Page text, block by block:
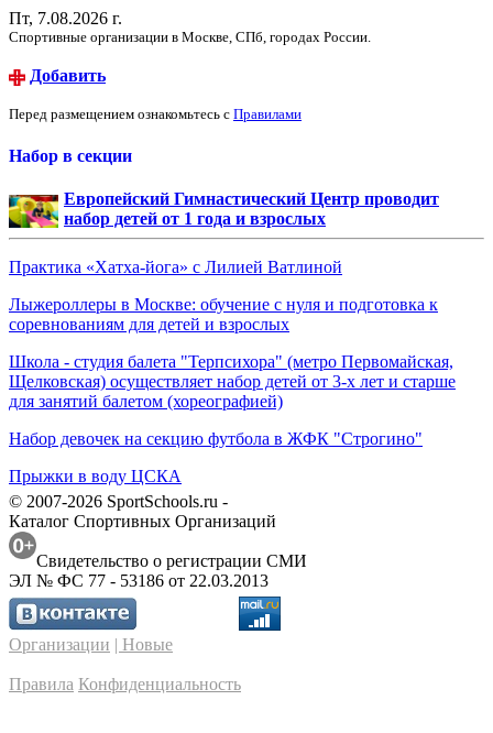
Пт, 7.08.2026 г.
Спортивные организации в Москве, СПб, городах России.
Добавить
Перед размещением ознакомьтесь с Правилами
Набор в секции
Европейский Гимнастический Центр проводит
набор детей от 1 года и взрослых
Практика «Хатха-йога» с Лилией Ватлиной
Лыжероллеры в Москве: обучение с нуля и подготовка к
соревнованиям для детей и взрослых
Школа - студия балета "Терпсихора" (метро Первомайская,
Щелковская) осуществляет набор детей от 3-х лет и старше
для занятий балетом (хореографией)
Набор девочек на секцию футбола в ЖФК "Строгино"
Прыжки в воду ЦСКА
© 2007-2026 SportSchools.ru -
Каталог Спортивных Организаций
Свидетельство о регистрации СМИ
ЭЛ № ФС 77 - 53186 от 22.03.2013
Организации | Новые
Правила Конфиденциальность